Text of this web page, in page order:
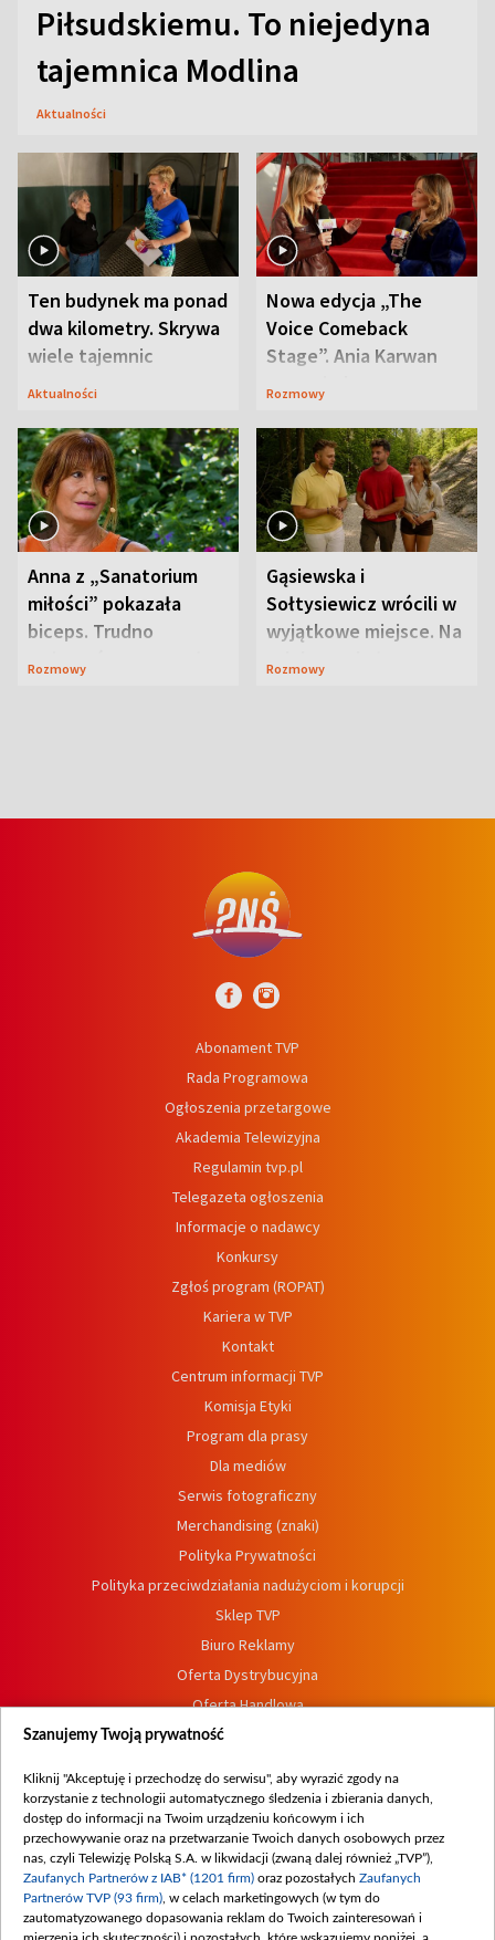
Piłsudskiemu. To niejedyna
tajemnica Modlina
Aktualności
Ten budynek ma ponad
dwa kilometry. Skrywa
wiele tajemnic
Aktualności
Nowa edycja „The
Voice Comeback
Stage”. Ania Karwan
zapowiada
Rozmowy
Anna z „Sanatorium
miłości” pokazała
biceps. Trudno
uwierzyć, co przeszła
Rozmowy
Gąsiewska i
Sołtysiewicz wrócili w
wyjątkowe miejsce. Na
szlaku czekał
Rozmowy
Abonament TVP
Rada Programowa
Ogłoszenia przetargowe
Akademia Telewizyjna
Regulamin tvp.pl
Telegazeta ogłoszenia
Informacje o nadawcy
Konkursy
Zgłoś program (ROPAT)
Kariera w TVP
Kontakt
Centrum informacji TVP
Komisja Etyki
Program dla prasy
Dla mediów
Serwis fotograficzny
Merchandising (znaki)
Polityka Prywatności
Polityka przeciwdziałania nadużyciom i korupcji
Sklep TVP
Biuro Reklamy
Oferta Dystrybucyjna
Oferta Handlowa
Dostępność
Procedura zgłoszeń wewnętrznych
Szanujemy Twoją prywatność
Kliknij "Akceptuję i przechodzę do serwisu", aby wyrazić zgody na
korzystanie z technologii automatycznego śledzenia i zbierania danych,
dostęp do informacji na Twoim urządzeniu końcowym i ich
przechowywanie oraz na przetwarzanie Twoich danych osobowych przez
nas, czyli Telewizję Polską S.A. w likwidacji (zwaną dalej również „TVP”),
Zaufanych Partnerów z IAB* (1201 firm) oraz pozostałych Zaufanych
Partnerów TVP (93 firm) , w celach marketingowych (w tym do
zautomatyzowanego dopasowania reklam do Twoich zainteresowań i